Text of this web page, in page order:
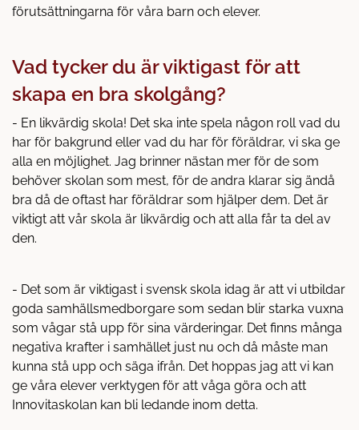
förutsättningarna för våra barn och elever.
Vad tycker du är viktigast för att
skapa en bra skolgång?
- En likvärdig skola! Det ska inte spela någon roll vad du
har för bakgrund eller vad du har för föräldrar, vi ska ge
alla en möjlighet. Jag brinner nästan mer för de som
behöver skolan som mest, för de andra klarar sig ändå
bra då de oftast har föräldrar som hjälper dem. Det är
viktigt att vår skola är likvärdig och att alla får ta del av
den.
- Det som är viktigast i svensk skola idag är att vi utbildar
goda samhällsmedborgare som sedan blir starka vuxna
som vågar stå upp för sina värderingar. Det finns många
negativa krafter i samhället just nu och då måste man
kunna stå upp och säga ifrån. Det hoppas jag att vi kan
ge våra elever verktygen för att våga göra och att
Innovitaskolan kan bli ledande inom detta.